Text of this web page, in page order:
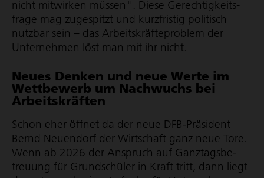
nicht mitwirken müssen". Diese Gerech­tig­keits­
frage mag zugespitzt und kurzfristig politisch
nutzbar sein – das Arbeits­kräf­te­pro­blem der
Unternehmen löst man mit ihr nicht.
Neues Denken und neue Werte im
Wett­be­werb um Nachwuchs bei
Arbeits­kräften
Schon eher öffnet da der neue DFB-Präsident
Bernd Neuendorf der Wirtschaft ganz neue Tore.
Wenn ab 2026 der Anspruch auf Ganz­tags­be­
treuung für Grundschüler in Kraft tritt, dann liegt